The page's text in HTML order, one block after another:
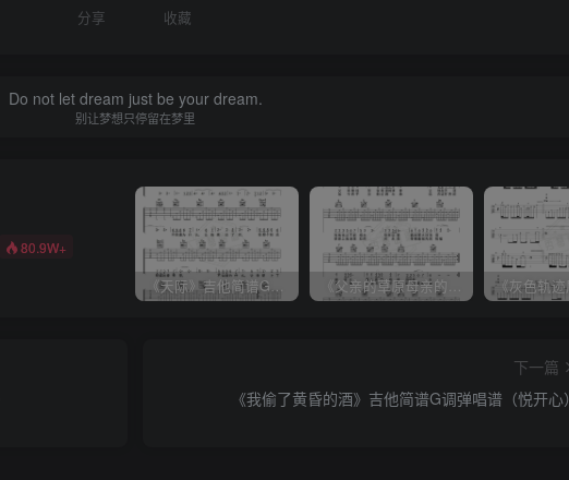
分享 收藏
Do not let dream just be your dream.
别让梦想只停留在梦里
80.9W+
《天际》吉他简谱G调弹唱谱（姜玉阳） 《父亲的草原母亲的河》吉他简谱C调弹唱谱（腾格尔）
下一篇
《我偷了黄昏的酒》吉他简谱G调弹唱谱（悦开心）